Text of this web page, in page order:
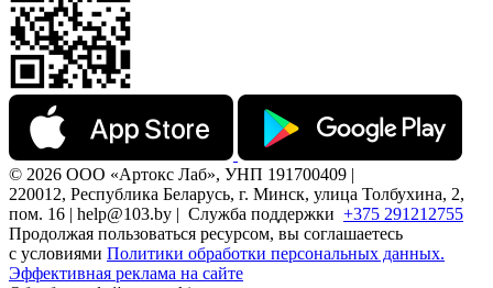
© 2026 ООО «Артокс Лаб», УНП 191700409 |
220012, Республика Беларусь, г. Минск, улица Толбухина, 2,
пом. 16 | help@103.by | Служба поддержки +375 291212755
Продолжая пользоваться ресурсом, вы соглашаетесь
с условиями Политики обработки персональных данных.
Эффективная реклама на сайте